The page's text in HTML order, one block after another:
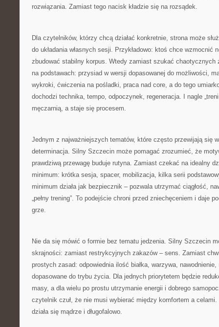
rozwiązania. Zamiast tego nacisk kładzie się na rozsądek.
Dla czytelników, którzy chcą działać konkretnie, strona może
do układania własnych sesji. Przykładowo: ktoś chce wzmocnić
zbudować stabilny korpus. Wtedy zamiast szukać chaotycznych
na podstawach: przysiad w wersji dopasowanej do możliwości,
wykroki, ćwiczenia na pośladki, praca nad core, a do tego
dochodzi technika, tempo, odpoczynek, regeneracja. I nagle
męczarnią, a staje się procesem.
Jednym z najważniejszych tematów, które często przewijają się
determinacja. Silny Szczecin może pomagać zrozumieć, że
prawdziwą przewagę buduje rutyna. Zamiast czekać na idealny
minimum: krótka sesja, spacer, mobilizacja, kilka serii
minimum działa jak bezpiecznik – pozwala utrzymać ciągłość,
„pełny trening”. To podejście chroni przed zniechęceniem i daje
grze.
Nie da się mówić o formie bez tematu jedzenia. Silny Szczecin
skrajności: zamiast restrykcyjnych zakazów – sens. Zamiast
prostych zasad: odpowiednia ilość białka, warzywa, nawodnienie,
dopasowane do trybu życia. Dla jednych priorytetem będzie
masy, a dla wielu po prostu utrzymanie energii i dobrego
czytelnik czuł, że nie musi wybierać między komfortem a
działa się mądrze i długofalowo.